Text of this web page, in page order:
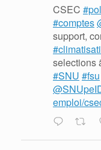
CSEC
#comptes
support,
selections
#SNU #fsu
emploi/